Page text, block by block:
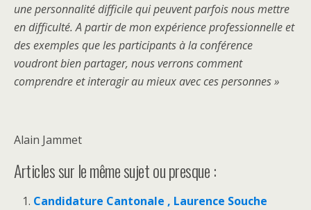
une personnalité difficile qui peuvent parfois nous mettre
en difficulté. A partir de mon expérience professionnelle et
des exemples que les participants à la conférence
voudront bien partager, nous verrons comment
comprendre et interagir au mieux avec ces personnes »
Alain Jammet
Articles sur le même sujet ou presque :
Candidature Cantonale , Laurence Souche